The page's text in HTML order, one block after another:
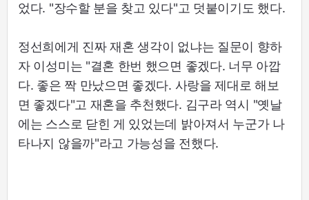
었다. "장수할 분을 찾고 있다"고 덧붙이기도 했다.
정선희에게 진짜 재혼 생각이 없냐는 질문이 향하
자 이성미는 "결혼 한번 했으면 좋겠다. 너무 아깝
다. 좋은 짝 만났으면 좋겠다. 사랑을 제대로 해보
면 좋겠다"고 재혼을 추천했다. 김구라 역시 "옛날
에는 스스로 닫힌 게 있었는데 밝아져서 누군가 나
타나지 않을까"라고 가능성을 전했다.